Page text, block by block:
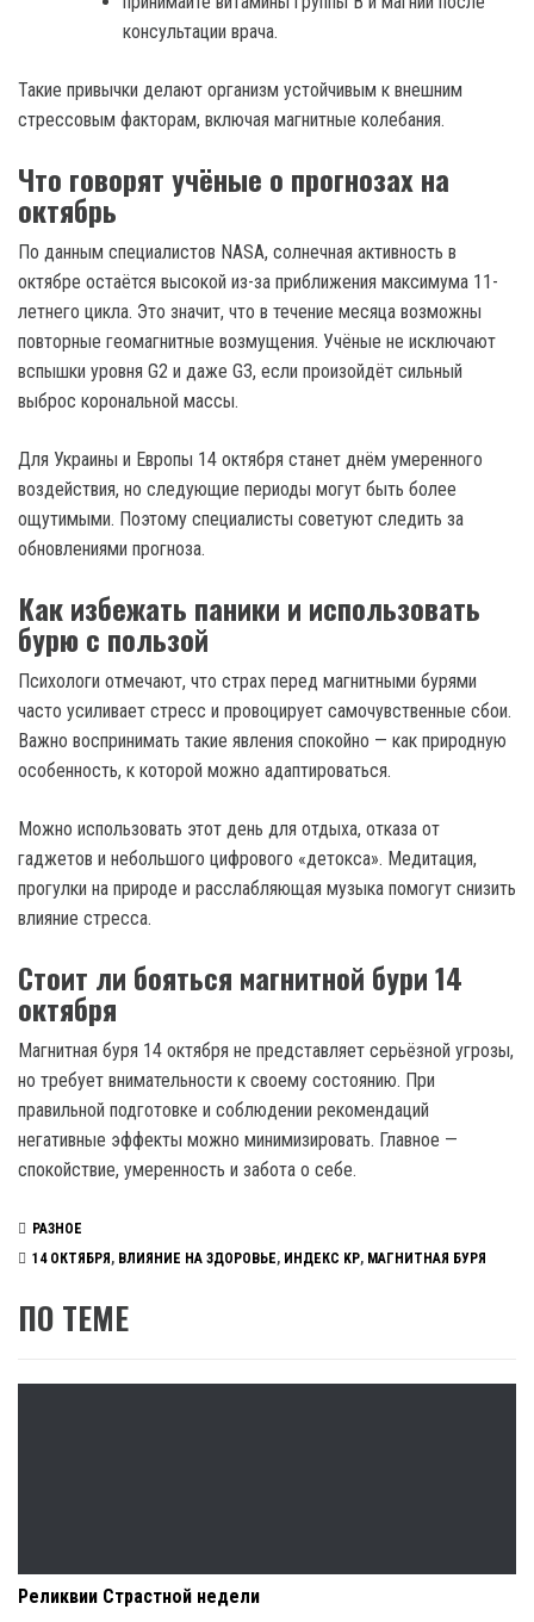
консультации врача.
Такие привычки делают организм устойчивым к внешним
стрессовым факторам, включая магнитные колебания.
Что говорят учёные о прогнозах на
октябрь
По данным специалистов NASA, солнечная активность в
октябре остаётся высокой из-за приближения максимума 11-
летнего цикла. Это значит, что в течение месяца возможны
повторные геомагнитные возмущения. Учёные не исключают
вспышки уровня G2 и даже G3, если произойдёт сильный
выброс корональной массы.
Для Украины и Европы 14 октября станет днём умеренного
воздействия, но следующие периоды могут быть более
ощутимыми. Поэтому специалисты советуют следить за
обновлениями прогноза.
Как избежать паники и использовать
бурю с пользой
Психологи отмечают, что страх перед магнитными бурями
часто усиливает стресс и провоцирует самочувственные сбои.
Важно воспринимать такие явления спокойно — как природную
особенность, к которой можно адаптироваться.
Можно использовать этот день для отдыха, отказа от
гаджетов и небольшого цифрового «детокса». Медитация,
прогулки на природе и расслабляющая музыка помогут снизить
влияние стресса.
Стоит ли бояться магнитной бури 14
октября
Магнитная буря 14 октября не представляет серьёзной угрозы,
но требует внимательности к своему состоянию. При
правильной подготовке и соблюдении рекомендаций
негативные эффекты можно минимизировать. Главное —
спокойствие, умеренность и забота о себе.
РАЗНОЕ
14 ОКТЯБРЯ, ВЛИЯНИЕ НА ЗДОРОВЬЕ, ИНДЕКС KP, МАГНИТНАЯ БУРЯ
ПО ТЕМЕ
Реликвии Страстной недели